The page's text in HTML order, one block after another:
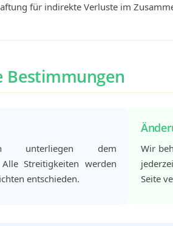
für indirekte Verluste im
Bestimmungen
unterliegen dem
Streitigkeiten werden
entschieden.
Wir
Seite